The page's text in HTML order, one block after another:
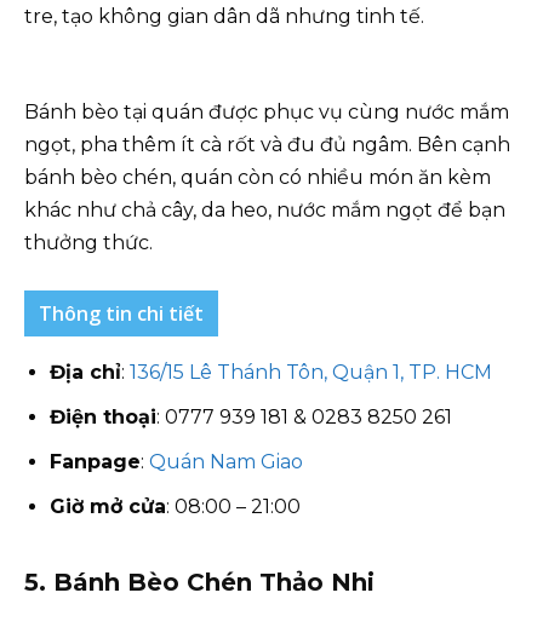
tre, tạo không gian dân dã nhưng tinh tế.
Bánh bèo tại quán được phục vụ cùng nước mắm
ngọt, pha thêm ít cà rốt và đu đủ ngâm. Bên cạnh
bánh bèo chén, quán còn có nhiều món ăn kèm
khác như chả cây, da heo, nước mắm ngọt để bạn
thưởng thức.
Thông tin chi tiết
Địa chỉ: 136/15 Lê Thánh Tôn, Quận 1, TP. HCM
Điện thoại: 0777 939 181 & 0283 8250 261
Fanpage: Quán Nam Giao
Giờ mở cửa: 08:00 – 21:00
5. Bánh Bèo Chén Thảo Nhi